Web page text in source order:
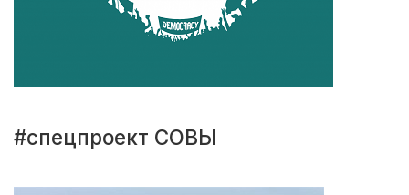
#спецпроект СОВЫ